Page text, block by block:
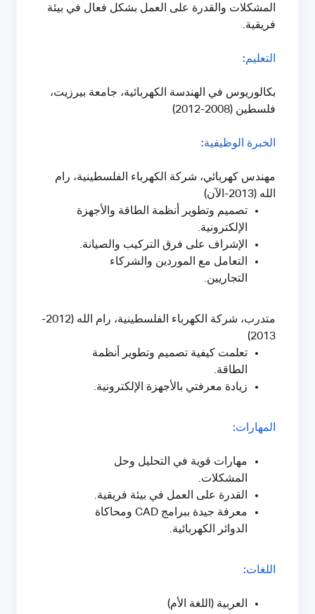
المشكلات والقدرة على العمل بشكل فعال في بيئة
فريقية.
التعليم:
بكالوريوس في الهندسة الكهربائية، جامعة بيرزيت،
فلسطين (2008-2012)
الخبرة الوظيفية:
مهندس كهربائي، شركة الكهرباء الفلسطينية، رام
الله (2013-الآن)
تصميم وتطوير أنظمة الطاقة والأجهزة
الإلكترونية.
الإشراف على فرق التركيب والصيانة.
التعامل مع الموردين والشركاء
التجاريين.
متدرب، شركة الكهرباء الفلسطينية، رام الله (2012-
2013)
تعلمت كيفية تصميم وتطوير أنظمة
الطاقة.
زيادة معرفتي بالأجهزة الإلكترونية.
المهارات:
مهارات قوية في التحليل وحل
المشكلات.
القدرة على العمل في بيئة فريقية.
معرفة جيدة ببرامج CAD ومحاكاة
الدوائر الكهربائية.
اللغات:
العربية (اللغة الأم)